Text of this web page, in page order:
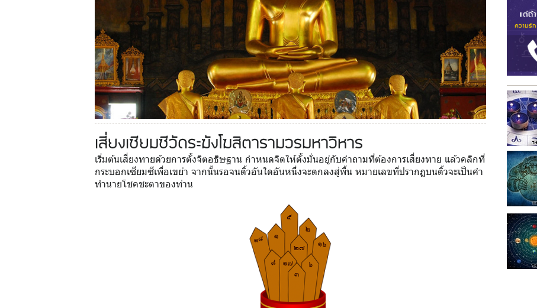
เสี่ยงเซียมซีวัดระฆังโฆสิตารามวรมหาวิหาร
เริ่มต้นเสี่ยงทายด้วยการตั้งจิตอธิษฐาน กำหนดจิตให้ตั้งมั่นอยู่กับคำถามที่ต้องการเสี่ยงทาย แล้วคลิกที่
กระบอกเซียมซีเพื่อเขย่า จากนั้นรอจนติ้วอันใดอันหนึ่งจะตกลงสู่พื้น หมายเลขที่ปรากฏบนติ้วจะเป็นคำ
ทำนายโชคชะตาของท่าน